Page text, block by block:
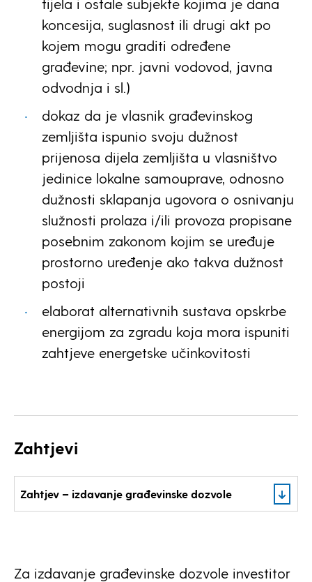
tijela i ostale subjekte kojima je dana
koncesija, suglasnost ili drugi akt po
kojem mogu graditi određene
građevine; npr. javni vodovod, javna
odvodnja i sl.)
dokaz da je vlasnik građevinskog
zemljišta ispunio svoju dužnost
prijenosa dijela zemljišta u vlasništvo
jedinice lokalne samouprave, odnosno
dužnosti sklapanja ugovora o osnivanju
služnosti prolaza i/ili provoza propisane
posebnim zakonom kojim se uređuje
prostorno uređenje ako takva dužnost
postoji
elaborat alternativnih sustava opskrbe
energijom za zgradu koja mora ispuniti
zahtjeve energetske učinkovitosti
Zahtjevi
Zahtjev – izdavanje građevinske dozvole
Za izdavanje građevinske dozvole investitor